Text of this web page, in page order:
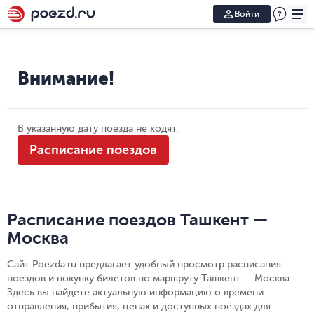
Войти
Внимание!
В указанную дату поезда не ходят.
Расписание поездов
Расписание поездов Ташкент —
Москва
Сайт Poezda.ru предлагает удобный просмотр расписания
поездов и покупку билетов по маршруту Ташкент — Москва.
Здесь вы найдете актуальную информацию о времени
отправления, прибытия, ценах и доступных поездах для